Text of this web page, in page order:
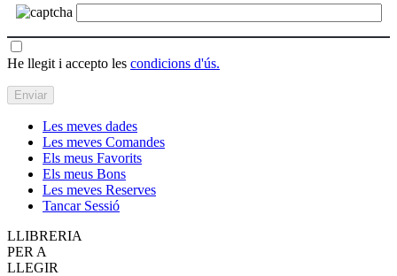
He llegit i accepto les condicions d'ús.
Les meves dades
Les meves Comandes
Els meus Favorits
Els meus Bons
Les meves Reserves
Tancar Sessió
LLIBRERIA
PER A
LLEGIR